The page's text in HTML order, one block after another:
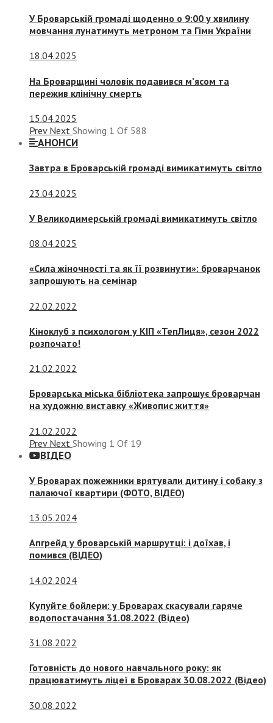
У Броварській громаді щоденно о 9:00 у хвилину
мовчання лунатимуть метроном та Гімн України
18.04.2025
На Броварщині чоловік подавився м’ясом та
пережив клінічну смерть
15.04.2025
Prev Next Showing 1 Of 588
АНОНСИ
Завтра в Броварській громаді вимикатимуть світло
23.04.2025
У Великодимерській громаді вимикатимуть світло
08.04.2025
«Сила жіночності та як її розвинути»: броварчанок
запрошують на семінар
22.02.2022
Кіноклуб з психологом у КІП «ТепЛиця», сезон 2022
розпочато!
21.02.2022
Броварська міська бібліотека запрошує броварчан
на художню виставку «Живопис життя»
21.02.2022
Prev Next Showing 1 Of 19
ВІДЕО
У Броварах пожежники врятували дитину і собаку з
палаючої квартири (ФОТО, ВІДЕО)
13.05.2024
Апгрейд у броварській маршрутці: і доїхав, і
помився (ВІДЕО)
14.02.2024
Купуйте бойлери: у Броварах скасували гаряче
водопостачання 31.08.2022 (Відео)
31.08.2022
Готовність до нового навчального року: як
працюватимуть ліцеї в Броварах 30.08.2022 (Відео)
30.08.2022